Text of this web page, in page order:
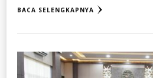
BACA SELENGKAPNYA